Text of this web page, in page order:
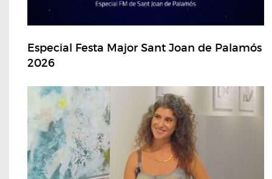
Especial Festa Major Sant Joan de Palamós
2026